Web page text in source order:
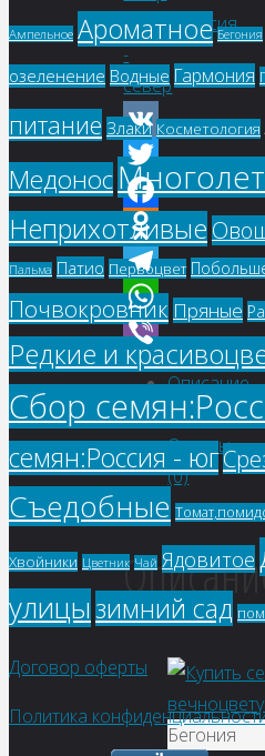
семян:Россия
-
север
VK
Twitter
Facebook
Odnoklassniki
Telegram
WhatsApp
Viber
Описание
Детали
Отзывы
(0)
Бегония
Ампельное Ароматное Бегония
озеленение Водные Гармония
питание Злаки Косметология
Медонос
Неприхотливые
Пальма Патио Первоцвет
Почвокровник Пряные
Редкие и
Сбор
семян:Россия - юг
Съедобные
Хвойники Цветник Чай Ядовитое
улицызимний сад
Договор оферты
Политика